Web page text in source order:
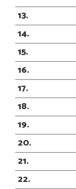
13
14
15
16
17
18
19
20
21
22